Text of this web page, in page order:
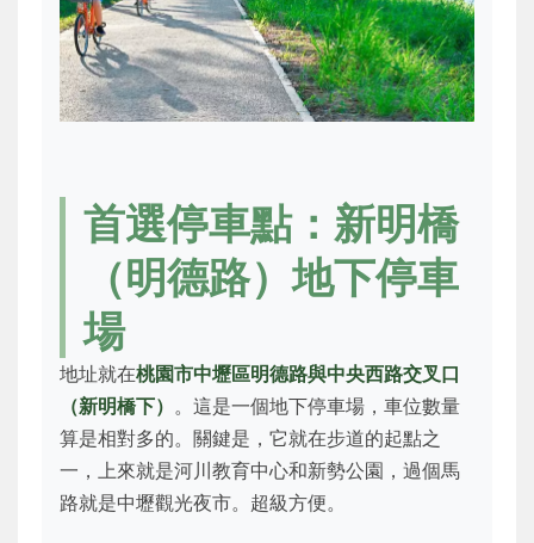
首選停車點：新明橋
（明德路）地下停車
場
地址就在桃園市中壢區明德路與中央西路交叉口
（新明橋下） 。這是一個地下停車場，車位數量
算是相對多的。關鍵是，它就在步道的起點之
一，上來就是河川教育中心和新勢公園，過個馬
路就是中壢觀光夜市。超級方便。